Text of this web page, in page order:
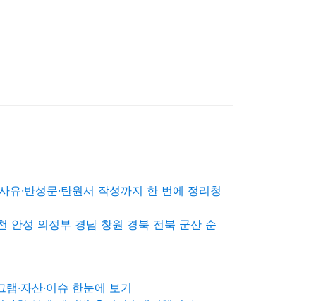
·반성문·탄원서 작성까지 한 번에 정리청
안성 의정부 경남 창원 경북 전북 군산 순
·자산·이슈 한눈에 보기